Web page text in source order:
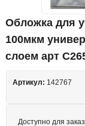
Обложка для
100мкм
слоем арт
Артикул: 142767
Доступно для